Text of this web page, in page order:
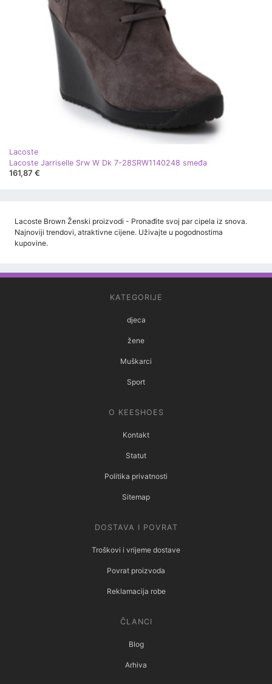
Lacoste
Lacoste Jarriselle Srw W Dk 7-28SRW1140248 smeđa
161,87 €
Lacoste Brown Ženski proizvodi - Pronađite svoj par cipela iz snova.
Najnoviji trendovi, atraktivne cijene. Uživajte u pogodnostima
kupovine.
KATEGORIJE
djeca
žene
Muškarci
Sport
O KEESHOES
Kontakt
Statut
Politika privatnosti
Sitemap
DOSTAVA I POVRAT
Troškovi i vrijeme dostave
Povrat proizvoda
Reklamacija robe
ČLANCI
Blog
Arhiva